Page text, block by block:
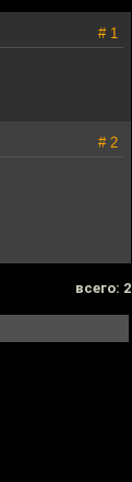
# 1
# 2
всего: 2